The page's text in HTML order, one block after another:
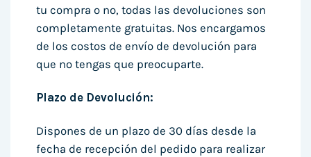
tu compra o no, todas las devoluciones son
completamente gratuitas. Nos encargamos
de los costos de envío de devolución para
que no tengas que preocuparte.
Plazo de Devolución:
Dispones de un plazo de 30 días desde la
fecha de recepción del pedido para realizar